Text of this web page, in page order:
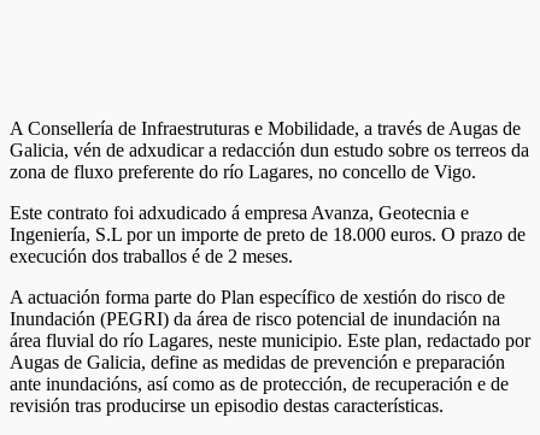
A Consellería de Infraestruturas e Mobilidade, a través de Augas de
Galicia, vén de adxudicar a redacción dun estudo sobre os terreos da
zona de fluxo preferente do río Lagares, no concello de Vigo.
Este contrato foi adxudicado á empresa Avanza, Geotecnia e
Ingeniería, S.L por un importe de preto de 18.000 euros. O prazo de
execución dos traballos é de 2 meses.
A actuación forma parte do Plan específico de xestión do risco de
Inundación (PEGRI) da área de risco potencial de inundación na
área fluvial do río Lagares, neste municipio. Este plan, redactado por
Augas de Galicia, define as medidas de prevención e preparación
ante inundacións, así como as de protección, de recuperación e de
revisión tras producirse un episodio destas características.